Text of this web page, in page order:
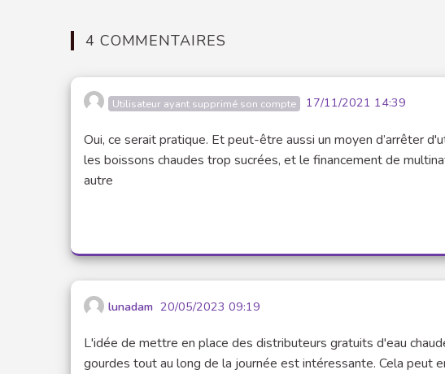
4 COMMENTAIRES
Utilisateur ayant supprimé son compte 17/11/2021 14:39
Oui, ce serait pratique. Et peut-être aussi un moyen d’arrêter
les boissons chaudes trop sucrées, et le financement de
autre
lunadam 20/05/2023 09:19
L'idée de mettre en place des distributeurs gratuits d'eau
gourdes tout au long de la journée est intéressante. Cela peut